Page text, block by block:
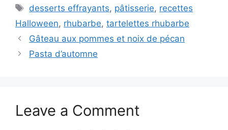
Tags
desserts effrayants, pâtisserie, recettes
Halloween, rhubarbe, tartelettes rhubarbe
Gâteau aux pommes et noix de pécan
Pasta d’automne
Leave a Comment